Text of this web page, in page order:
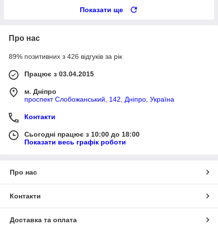
Показати ще
Про нас
89% позитивних з 426 відгуків за рік
Працює з 03.04.2015
м. Дніпро
проспект Слобожанський, 142, Дніпро, Україна
Контакти
Сьогодні працює з 10:00 до 18:00
Показати весь графік роботи
Про нас
Контакти
Доставка та оплата